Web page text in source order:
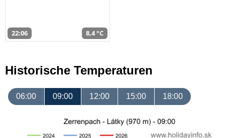
22:06 8,4 °C
Historische Temperaturen
06:00 09:00 12:00 15:00 18:00